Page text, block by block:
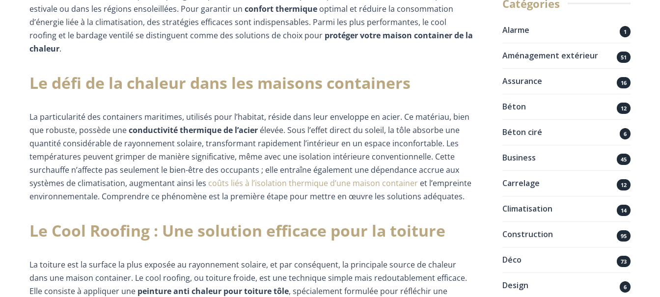
estivale ou dans les régions ensoleillées. Pour garantir un confort thermique optimal et réduire la consommation
d’énergie liée à la climatisation, des stratégies efficaces sont indispensables. Parmi les plus performantes, le cool
roofing et le bardage ventilé se distinguent comme des solutions de choix pour protéger votre maison container de la
chaleur.
Le défi de la chaleur dans les maisons containers
La particularité des containers maritimes, utilisés pour l’habitat, réside dans leur enveloppe en acier. Ce matériau, bien
que robuste, possède uneconductivité thermique de l’acier élevée. Sous l’effet direct du soleil, la tôle absorbe une
quantité considérable de rayonnement solaire, transformant rapidement l’intérieur en un espace inconfortable. Les
températures peuvent grimper de manière significative, même avec une isolation intérieure conventionnelle. Cette
surchauffe n’affecte pas seulement le bien-être des occupants ; elle entraîne également une dépendance accrue aux
systèmes de climatisation, augmentant ainsi les coûts liés à l’isolation thermique d’une maison container et l’empreinte
environnementale. Comprendre ce phénomène est la première étape pour mettre en œuvre les solutions adéquates.
Le Cool Roofing : Une solution efficace pour la toiture
La toiture est la surface la plus exposée au rayonnement solaire, et par conséquent, la principale source de chaleur
dans une maison container. Le cool roofing, ou toiture froide, est une technique simple mais redoutablement efficace.
Elle consiste à appliquer une peinture anti chaleur pour toiture tôle, spécialement formulée pour réfléchir une
Catégories
Alarme 1
Aménagement extérieur 51
Assurance 16
Béton 12
Béton ciré 6
Business 45
Carrelage 12
Climatisation 14
Construction 95
Déco 73
Design 6